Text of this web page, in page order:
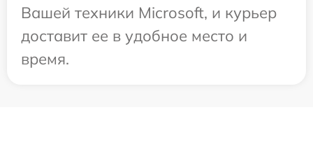
Вашей техники Microsoft, и курьер
доставит ее в удобное место и
время.